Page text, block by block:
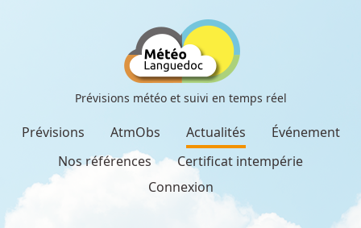
Prévisions météo et suivi en temps réel
Prévisions AtmObs Actualités
Événement
Nos références
Certificat intempérie
Connexion